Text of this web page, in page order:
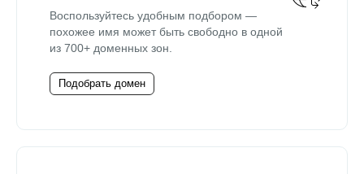
Воспользуйтесь удобным подбором —
похожее имя может быть свободно в одной
из 700+ доменных зон.
Подобрать домен